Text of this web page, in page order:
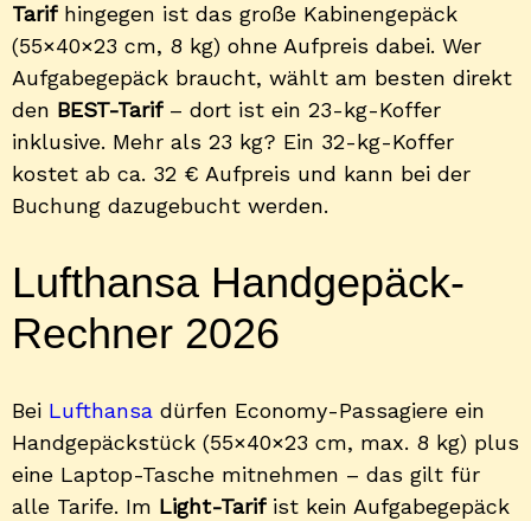
Tarifhingegen ist das große Kabinengepäck
(55×40×23 cm, 8 kg) ohne Aufpreis dabei. Wer
Aufgabegepäck braucht, wählt am besten direkt
den BEST-Tarif– dort ist ein 23-kg-Koffer
inklusive. Mehr als 23 kg? Ein 32-kg-Koffer
kostet ab ca. 32 € Aufpreis und kann bei der
Buchung dazugebucht werden.
Lufthansa Handgepäck-
Rechner 2026
Bei Lufthansa dürfen Economy-Passagiere ein
Handgepäckstück (55×40×23 cm, max. 8 kg) plus
eine Laptop-Tasche mitnehmen – das gilt für
alle Tarife. Im Light-Tarifist kein Aufgabegepäck